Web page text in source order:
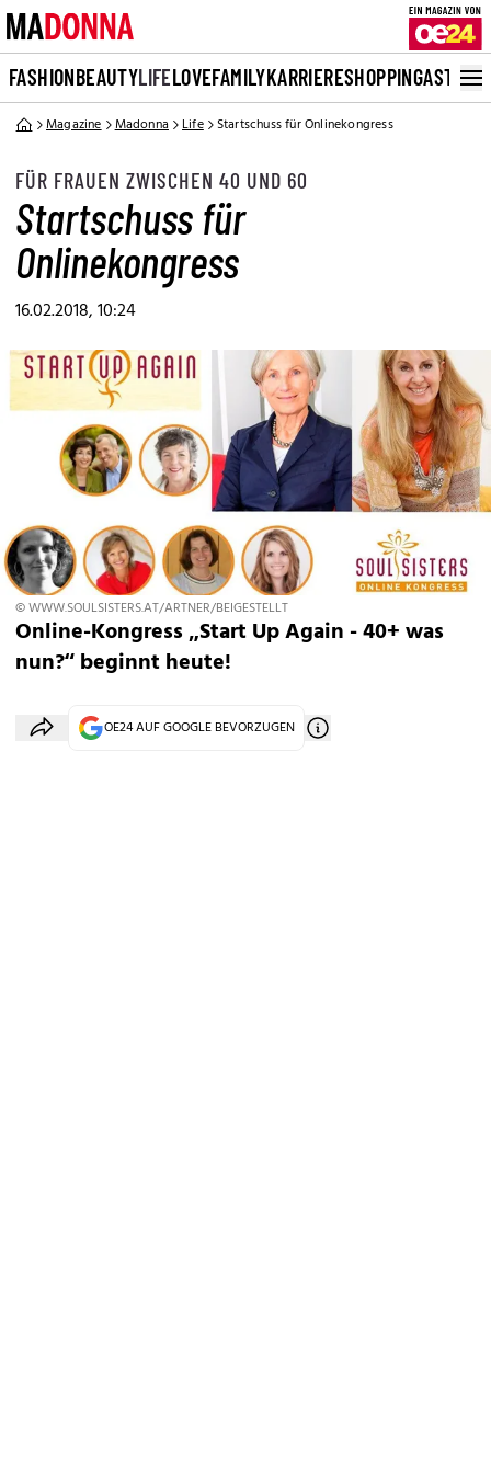
FASHIONBEAUTYLIFELOVEFAMILYKARRIERESHOPPINGASTRO
Magazine Madonna Life Startschuss für Onlinekongress
FÜR FRAUEN ZWISCHEN 40 UND 60
Startschuss für
Onlinekongress
16.02.2018, 10:24
© WWW.SOULSISTERS.AT/ARTNER/BEIGESTELLT
Online-Kongress „Start Up Again - 40+ was
nun?“ beginnt heute!
OE24 AUF GOOGLE BEVORZUGEN